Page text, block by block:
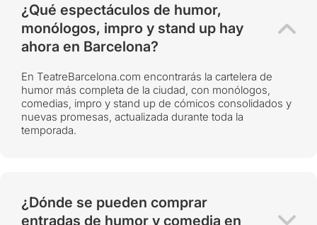
¿Qué espectáculos de humor,
monólogos, impro y stand up hay
ahora en Barcelona?
En TeatreBarcelona.com encontrarás la cartelera de
humor más completa de la ciudad, con monólogos,
comedias, impro y stand up de cómicos consolidados y
nuevas promesas, actualizada durante toda la
temporada.
¿Dónde se pueden comprar
entradas de humor y comedia en